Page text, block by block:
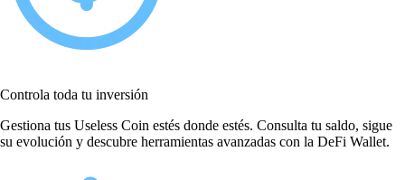
Controla toda tu inversión
Gestiona tus Useless Coin estés donde estés. Consulta tu saldo, sigue
su evolución y descubre herramientas avanzadas con la DeFi Wallet.